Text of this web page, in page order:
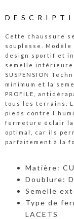
Cette chaussure
souplesse.
design sportif et
semelle intérieure
SUSPENSION
minimum et la
PROFILE,
tous les terrains.
pieds contre
fermeture éclair
optimal, car ils
parfaitement à la
Matière:
Doublure:
Semelle
Type de
LACETS